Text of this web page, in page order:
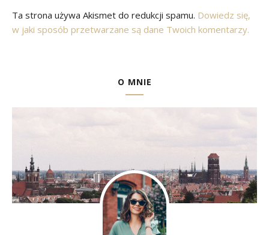
Ta strona używa Akismet do redukcji spamu. Dowiedz się,
w jaki sposób przetwarzane są dane Twoich komentarzy.
O MNIE